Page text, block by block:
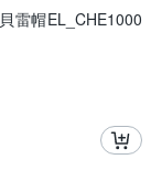
雷帽EL_CHE1000